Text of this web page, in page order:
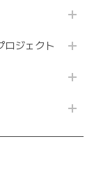
ロジェクト